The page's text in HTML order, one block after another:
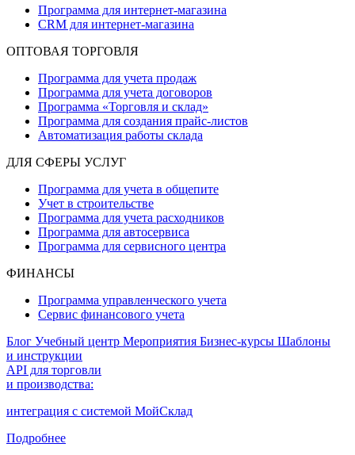
Программа для интернет-магазина
CRM для интернет-магазина
ОПТОВАЯ ТОРГОВЛЯ
Программа для учета продаж
Программа для учета договоров
Программа «Торговля и склад»
Программа для создания прайс‑листов
Автоматизация работы склада
ДЛЯ СФЕРЫ УСЛУГ
Программа для учета в общепите
Учет в строительстве
Программа для учета расходников
Программа для автосервиса
Программа для сервисного центра
ФИНАНСЫ
Программа управленческого учета
Сервис финансового учета
Блог Учебный центр Мероприятия Бизнес-курсы Шаблоны
и инструкции
API для торговли
и производства:
интеграция с системой МойСклад
Подробнее